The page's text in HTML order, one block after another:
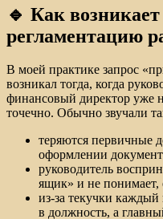
🔹 Как
регламентацию
В моей практике запрос
возникал тогда, когда
финансовый директор уже
точечно. Обычно звучали
теряются первичные
оформлении
руководитель
ящик» и не понимает,
из-за текучки
в должность, а